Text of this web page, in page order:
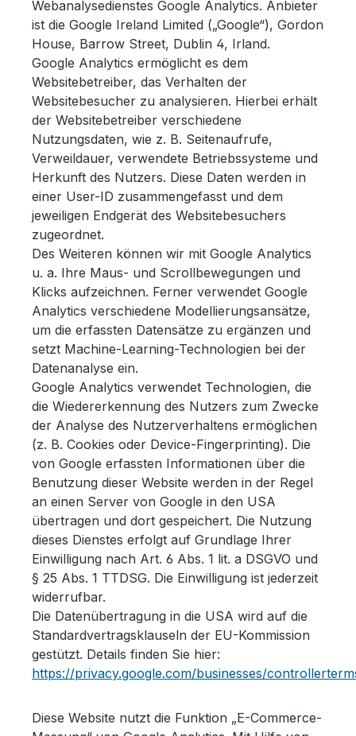
Webanalysedienstes Google Analytics. Anbieter
ist die Google Ireland Limited („Google“), Gordon
House, Barrow Street, Dublin 4, Irland.
Google Analytics ermöglicht es dem
Websitebetreiber, das Verhalten der
Websitebesucher zu analysieren. Hierbei erhält
der Websitebetreiber verschiedene
Nutzungsdaten, wie z. B. Seitenaufrufe,
Verweildauer, verwendete Betriebssysteme und
Herkunft des Nutzers. Diese Daten werden in
einer User-ID zusammengefasst und dem
jeweiligen Endgerät des Websitebesuchers
zugeordnet.
Des Weiteren können wir mit Google Analytics
u. a. Ihre Maus- und Scrollbewegungen und
Klicks aufzeichnen. Ferner verwendet Google
Analytics verschiedene Modellierungsansätze,
um die erfassten Datensätze zu ergänzen und
setzt Machine-Learning-Technologien bei der
Datenanalyse ein.
Google Analytics verwendet Technologien, die
die Wiedererkennung des Nutzers zum Zwecke
der Analyse des Nutzerverhaltens ermöglichen
(z. B. Cookies oder Device-Fingerprinting). Die
von Google erfassten Informationen über die
Benutzung dieser Website werden in der Regel
an einen Server von Google in den USA
übertragen und dort gespeichert. Die Nutzung
dieses Dienstes erfolgt auf Grundlage Ihrer
Einwilligung nach Art. 6 Abs. 1 lit. a DSGVO und
§ 25 Abs. 1 TTDSG. Die Einwilligung ist jederzeit
widerrufbar.
Die Datenübertragung in die USA wird auf die
Standardvertragsklauseln der EU-Kommission
gestützt. Details finden Sie hier:
https://privacy.google.com/businesses/
Diese Website nutzt die Funktion „E-Commerce-